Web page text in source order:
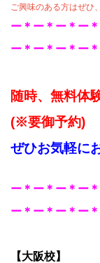
ご興味のある方はぜひ
ー ＊ー＊ー＊ー
ー＊ー＊ー＊ー
随時、無料体
(※要御予約)
ぜひお気軽に
ー＊ー＊ー＊ー
ー＊ー＊ー＊ー
【大阪校】